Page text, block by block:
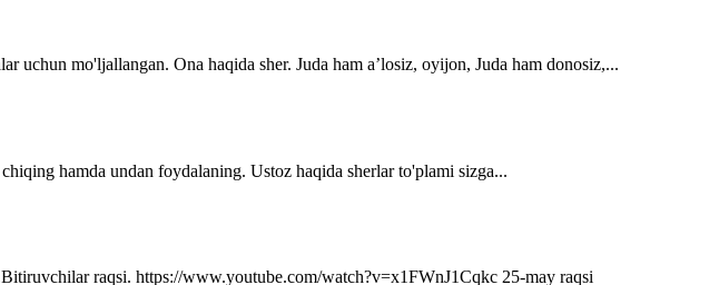
uchun mo'ljallangan. Ona haqida sher. Juda ham a’losiz, oyijon, Juda ham donosiz,...
hamda undan foydalaning. Ustoz haqida sherlar to'plami sizga...
raqsi. https://www.youtube.com/watch?v=x1FWnJ1Cqkc 25-may raqsi